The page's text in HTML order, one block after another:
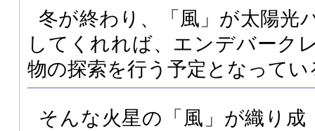
冬が終わり、「風」が太陽光
してくれれば、エンデバーク
物の探索を行う予定となってい
そんな火星の「風」が織り成